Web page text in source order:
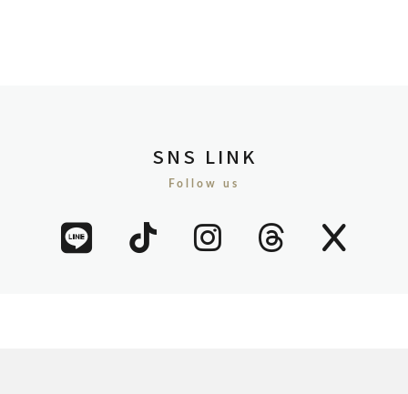
SNS LINK
Follow us